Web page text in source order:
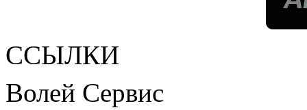
ССЫЛКИ
Волей Сервис